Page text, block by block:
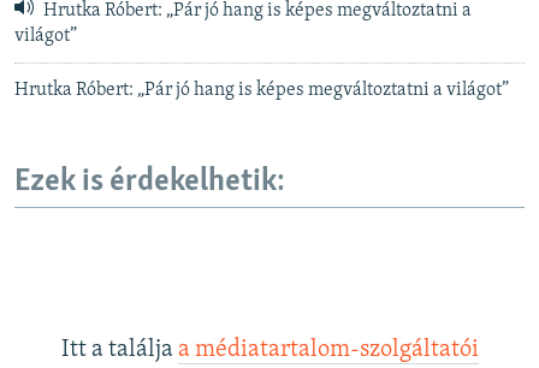
Hrutka Róbert: „Pár jó hang is képes megváltoztatni a
világot”
Hrutka Róbert: „Pár jó hang is képes megváltoztatni a világot”
Ezek is érdekelhetik:
Itt a találja a médiatartalom-szolgáltatói